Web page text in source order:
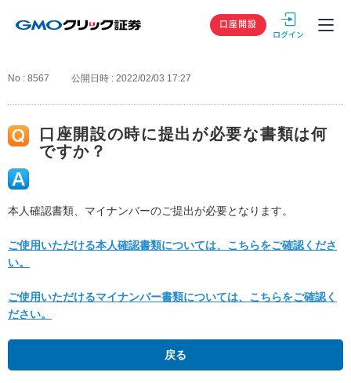
GMOクリック
口座開設
No : 8567 公開日時 : 2022/02/03 17:27
口座開設の時に提出が必要な書類は何
ですか？
本人確認書類、マイナンバーのご提出が必要となります。
ご使用いただける本人確認書類については、こちらをご確認くださ
い。
ご使用いただけるマイナンバー書類については、こちらをご確認く
ださい。
戻る